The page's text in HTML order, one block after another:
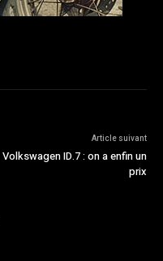
Article suivant
Volkswagen ID.7 : on a enfin un
prix